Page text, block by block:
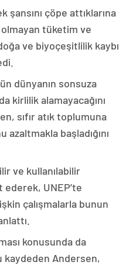
çöpe attıklarına
tüketim ve
ve biyoçeşitlilik kaybı
dünyanın sonsuza
kirlilik alamayacağını
sıfır atık toplumuna
başladığını
ve kullanılabilir
UNEP’te
çalışmalarla bunun
konusunda da
kaydeden Andersen,